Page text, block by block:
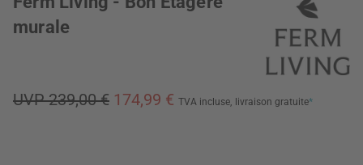
murale
UVP 239,00 € 174,99 € TVA incluse, livraison gratuite*